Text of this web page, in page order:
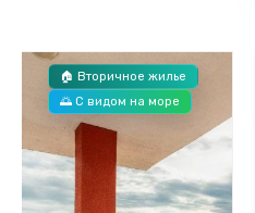
🏠 Вторичное жилье
🌅 С видом на море